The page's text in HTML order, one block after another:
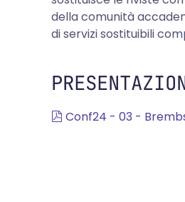
della comunità
di servizi sostituibili
pdf
Conf24 - 03 -